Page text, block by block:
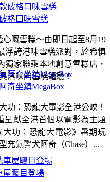
格口味雪糕
嘅雪糕～由即日起至8月19
浮誇港味雪糕派對，於希慎
獨家聯乘本地創意雪糕店，
港味的雪糕體驗！
屋矚目登場
奇坐鎮MegaBox
功：恐龍大電影全港公映！
呈獻全港首個以電影為主題
大功：恐龍大電影》暑期玩
充氣警犬阿奇（Chase）...